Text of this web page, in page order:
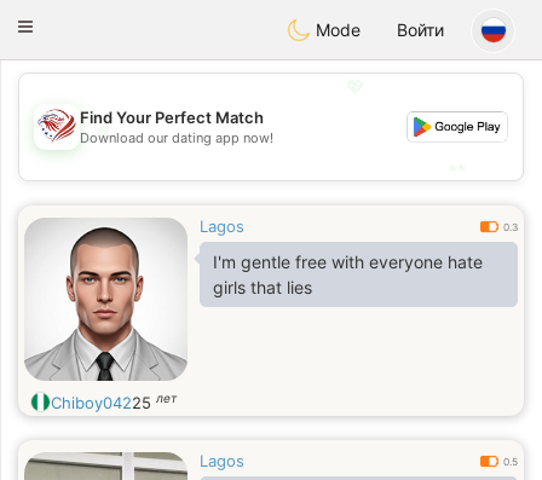
Dating
Toggle
Mode Войти
💖
💕
Find Your Perfect Match
Download our dating app now!
Lagos 0.3
I'm gentle free with everyone hate
girls that lies
Chiboy04225 лет
Lagos 0.5